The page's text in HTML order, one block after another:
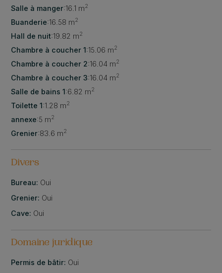
Salle à manger:16.1 m2
Buanderie:16.58 m2
Hall de nuit:19.82 m2
Chambre à coucher 1:15.06 m2
Chambre à coucher 2:16.04 m2
Chambre à coucher 3:16.04 m2
Salle de bains 1:6.82 m2
Toilette 1:1.28 m2
annexe:5 m2
Grenier:83.6 m2
Divers
Bureau: Oui
Grenier: Oui
Cave: Oui
Domaine juridique
Permis de bâtir: Oui